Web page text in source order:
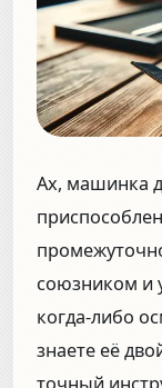
Ах, машинка
союзником и
когда-либо
знаете её